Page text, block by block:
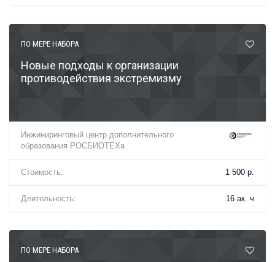
ПО МЕРЕ НАБОРА
Новые подходы к организации
противодействия экстремизму
Инжиниринговый центр дополнительного
образования РОСБИОТЕХа
Стоимость: 1 500 р.
Длительность: 16 ак. ч
ПО МЕРЕ НАБОРА